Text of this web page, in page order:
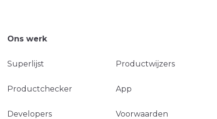
Ons werk
Superlijst Productwijzers
Productchecker App
Developers Voorwaarden